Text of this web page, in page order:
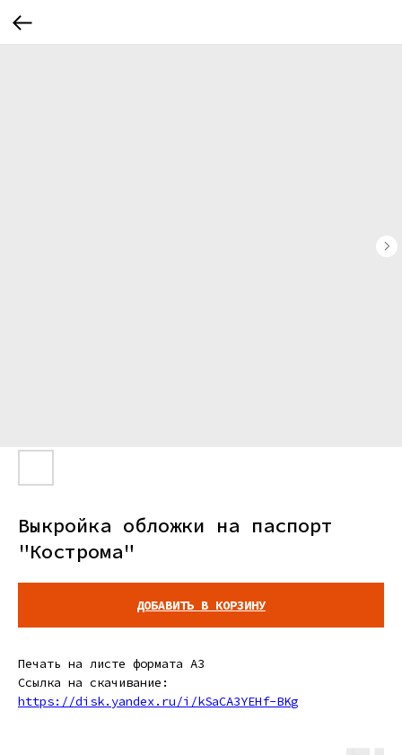
Выкройка обложки на паспорт
"Кострома"
ДОБАВИТЬ В КОРЗИНУ
Печать на листе формата A3
Ссылка на скачивание:
https://disk.yandex.ru/i/kSaCA3YEHf-BKg